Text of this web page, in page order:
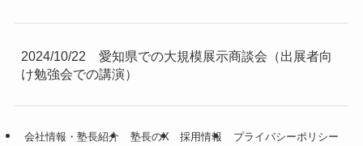
2024/10/22 愛知県での大規模展示商談会（出展者向
け勉強会での講演）
会社情報・塾長紹介 塾長のX 採用情報 プライバシーポリシー